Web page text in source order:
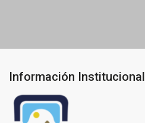
Información Institucional